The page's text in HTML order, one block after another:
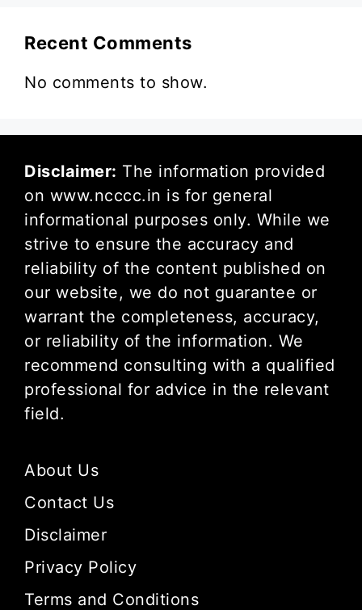
Recent Comments
No comments to show.
Disclaimer: The information provided
on www.ncccc.in is for general
informational purposes only. While we
strive to ensure the accuracy and
reliability of the content published on
our website, we do not guarantee or
warrant the completeness, accuracy,
or reliability of the information. We
recommend consulting with a qualified
professional for advice in the relevant
field.
About Us
Contact Us
Disclaimer
Privacy Policy
Terms and Conditions